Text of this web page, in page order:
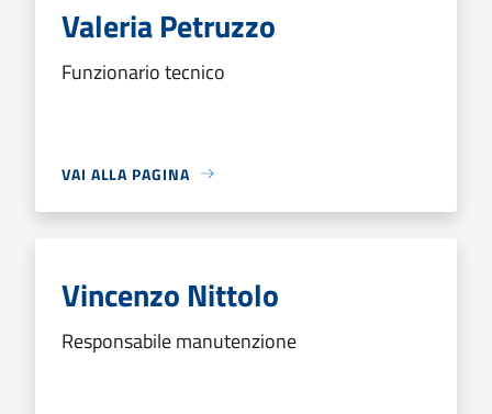
Valeria Petruzzo
Funzionario tecnico
VAI ALLA PAGINA
Vincenzo Nittolo
Responsabile manutenzione